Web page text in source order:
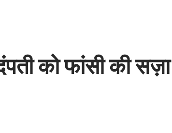
को फांसी की सज़ा